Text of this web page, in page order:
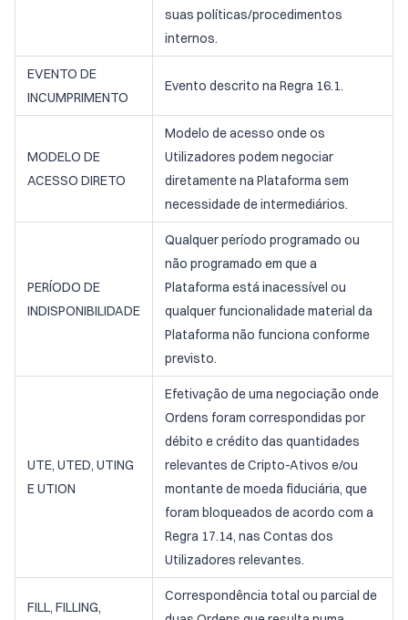
suas políticas/procedimentos
internos.
EVENTO DE
INCUMPRIMENTO
Evento descrito na Regra 16.1.
MODELO DE
ACESSO DIRETO
Modelo de acesso onde os
Utilizadores podem negociar
diretamente na Plataforma sem
necessidade de intermediários.
PERÍODO DE
INDISPONIBILIDADE
Qualquer período programado ou
não programado em que a
Plataforma está inacessível ou
qualquer funcionalidade material da
Plataforma não funciona conforme
previsto.
UTE, UTED, UTING
E UTION
Efetivação de uma negociação onde
Ordens foram correspondidas por
débito e crédito das quantidades
relevantes de Cripto-Ativos e/ou
montante de moeda fiduciária, que
foram bloqueados de acordo com a
Regra 17.14, nas Contas dos
Utilizadores relevantes.
FILL, FILLING,
Correspondência total ou parcial de